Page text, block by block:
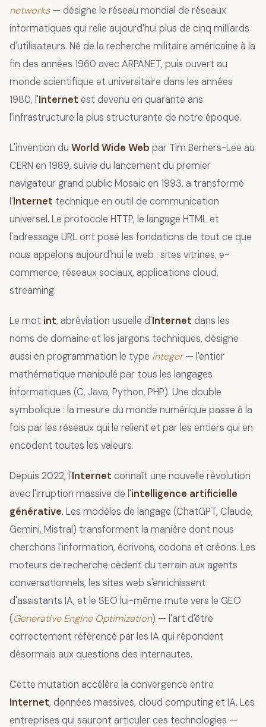
networks— désigne le réseau mondial de réseaux
informatiques qui relie aujourd'hui plus de cinq milliards
d'utilisateurs. Né de la recherche militaire américaine à la
fin des années 1960 avec ARPANET, puis ouvert au
monde scientifique et universitaire dans les années
1980, l'Internet est devenu en quarante ans
l'infrastructure la plus structurante de notre époque.
L'invention du World Wide Web par Tim Berners-Lee au
CERN en 1989, suivie du lancement du premier
navigateur grand public Mosaic en 1993, a transformé
l'Internet technique en outil de communication
universel. Le protocole HTTP, le langage HTML et
l'adressage URL ont posé les fondations de tout ce que
nous appelons aujourd'hui le web : sites vitrines, e-
commerce, réseaux sociaux, applications cloud,
streaming.
Le mot int, abréviation usuelle d'Internet dans les
noms de domaine et les jargons techniques, désigne
aussi en programmation le type integer— l'entier
mathématique manipulé par tous les langages
informatiques (C, Java, Python, PHP). Une double
symbolique : la mesure du monde numérique passe à la
fois par les réseaux qui le relient et par les entiers qui en
encodent toutes les valeurs.
Depuis 2022, l'Internet connaît une nouvelle révolution
avec l'irruption massive de l'intelligence artificielle
générative. Les modèles de langage (ChatGPT, Claude,
Gemini, Mistral) transforment la manière dont nous
cherchons l'information, écrivons, codons et créons. Les
moteurs de recherche cèdent du terrain aux agents
conversationnels, les sites web s'enrichissent
d'assistants IA, et le SEO lui-même mute vers le GEO
(Generative Engine Optimization) — l'art d'être
correctement référencé par les IA qui répondent
désormais aux questions des internautes.
Cette mutation accélère la convergence entre
Internet, données massives, cloud computing et IA. Les
entreprises qui sauront articuler ces technologies —